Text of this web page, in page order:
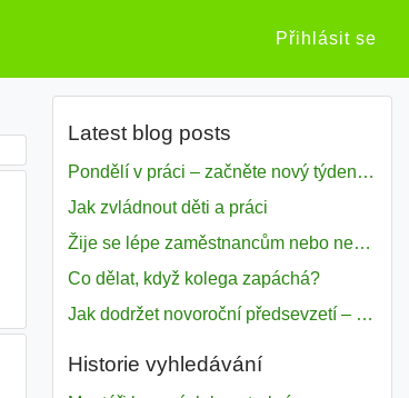
Přihlásit se
Latest blog posts
Pondělí v práci – začněte nový týden s motivací
Jak zvládnout děti a práci
Žije se lépe zaměstnancům nebo nezavislým pracovníkům
Co dělat, když kolega zapáchá?
Jak dodržet novoroční předsevzetí – naše tipy pro dobrý začátek roku 2018
Historie vyhledávání